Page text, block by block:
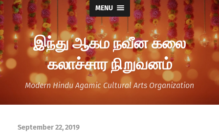
MENU
இந்து ஆகம நவீன கலை
கலாச்சார நிறுவனம்
Modern Hindu Agamic Cultural Arts Organization
September 22, 2019